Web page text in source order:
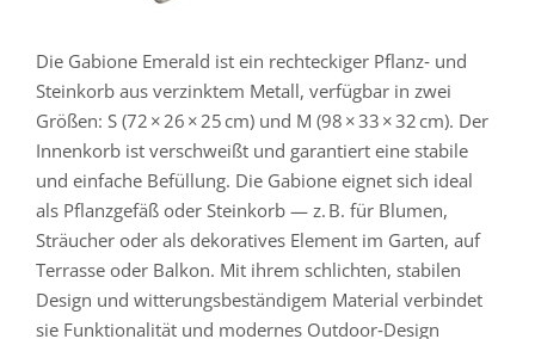
Die Gabione Emerald ist ein rechteckiger Pflanz‑ und
Steinkorb aus verzinktem Metall, verfügbar in zwei
Größen: S (72 × 26 × 25 cm) und M (98 × 33 × 32 cm). Der
Innenkorb ist verschweißt und garantiert eine stabile
und einfache Befüllung. Die Gabione eignet sich ideal
als Pflanzgefäß oder Steinkorb — z. B. für Blumen,
Sträucher oder als dekoratives Element im Garten, auf
Terrasse oder Balkon. Mit ihrem schlichten, stabilen
Design und witterungsbeständigem Material verbindet
sie Funktionalität und modernes Outdoor‑Design